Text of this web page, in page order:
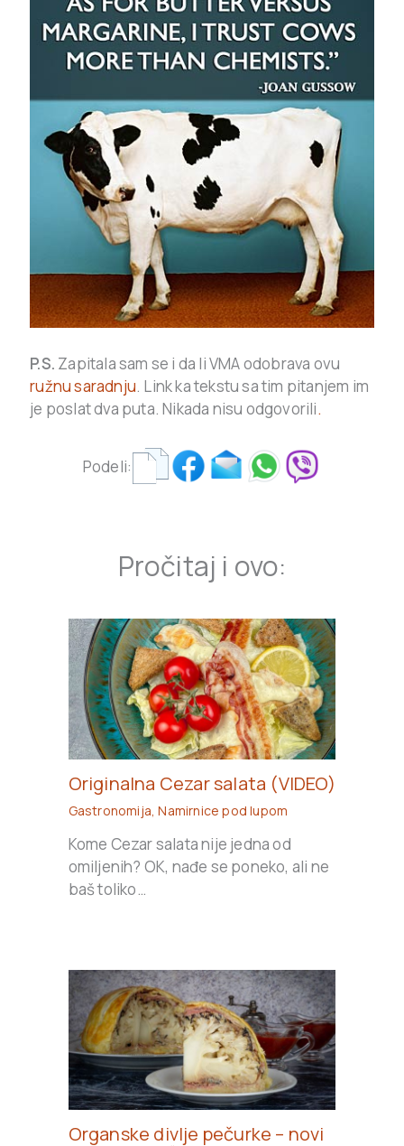
P.S. Zapitala sam se i da li VMA odobrava ovu
ružnu saradnju. Link ka tekstu sa tim pitanjem im
je poslat dva puta. Nikada nisu odgovorili.
Podeli:
Pročitaj i ovo:
Originalna Cezar salata (VIDEO)
Gastronomija ,Namirnice pod lupom
Kome Cezar salata nije jedna od
omiljenih? OK, nađe se poneko, ali ne
baš toliko…
Organske divlje pečurke – novi